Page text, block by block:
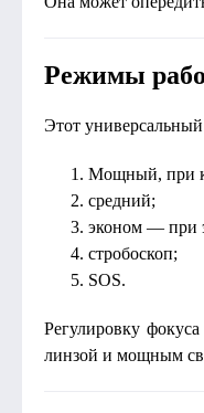
Режимы
Этот
Мощный, при
средний;
эконом — при
стробоскоп;
SOS.
Регулировку
линзой и мощным